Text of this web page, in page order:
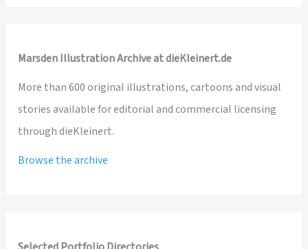
Marsden Illustration Archive at dieKleinert.de
More than 600 original illustrations, cartoons and visual
stories available for editorial and commercial licensing
through dieKleinert.
Browse the archive